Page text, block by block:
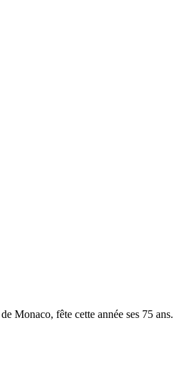
Monaco, fête cette année ses 75 ans.